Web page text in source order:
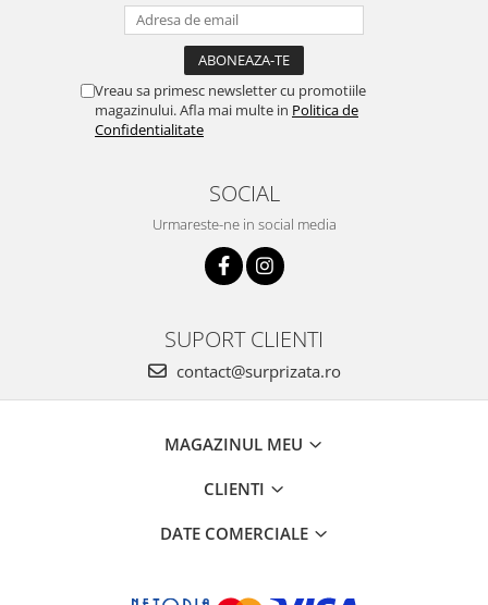
Vreau sa primesc newsletter cu promotiile
magazinului. Afla mai multe in Politica de
Confidentialitate
SOCIAL
Urmareste-ne in social media
SUPORT CLIENTI
contact@surprizata.ro
MAGAZINUL MEU
CLIENTI
DATE COMERCIALE